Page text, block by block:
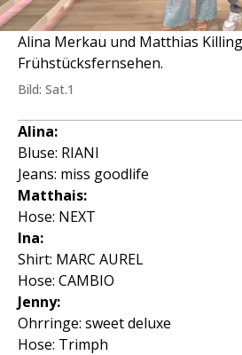
Alina Merkau und Matthias
Frühstücksfernsehen.
Bild: Sat.1
Alina:
Bluse: RIANI
Jeans: miss goodlife
Matthais:
Hose: NEXT
Ina:
Shirt: MARC AUREL
Hose: CAMBIO
Jenny:
Ohrringe: sweet deluxe
Hose: Trimph